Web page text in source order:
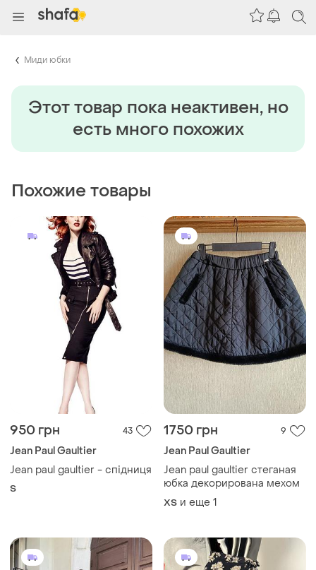
Миди юбки
Этот товар пока неактивен, но
есть много похожих
Похожие товары
950 грн 43
Jean Paul Gaultier
Jean paul gaultier - спідниця
S
1750 грн 9
Jean Paul Gaultier
Jean paul gaultier стеганая
юбка декорирована мехом
ХS и еще 1